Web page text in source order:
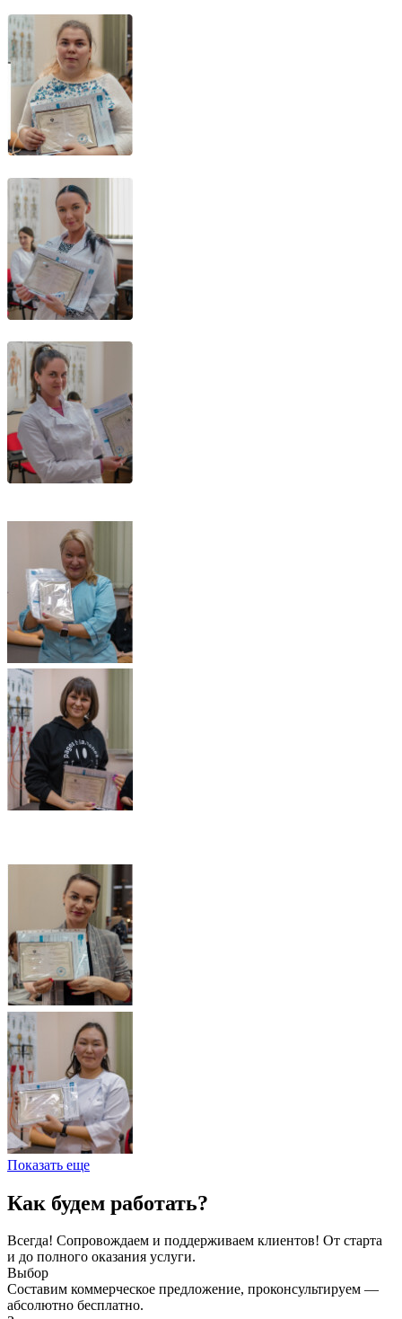
Показать еще
Как будем работать?
Всегда! Сопровождаем и поддерживаем клиентов! От старта
и до полного оказания услуги.
Выбор
Составим коммерческое предложение, проконсультируем —
абсолютно бесплатно.